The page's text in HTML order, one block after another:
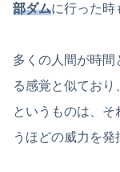
部ダムに行った時
多くの人間が時間
る感覚と似てお
というものは、そ
うほどの威力を発